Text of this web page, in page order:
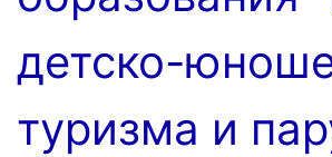
детско-
туризма и